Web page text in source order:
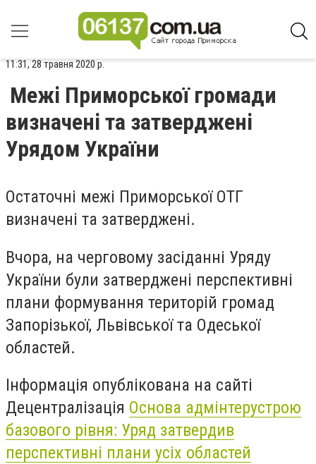
11:31, 28 травня 2020 р.
Межі Приморської громади
визначені та затверджені
Урядом України
Остаточні межі Приморської ОТГ
визначені та затверджені.
Вчора, на черговому засіданні Уряду
України були затверджені перспективні
плани формування територій громад
Запорізької, Львівської та Одеської
областей.
Інформація опублікована на сайті
Децентралізація Основа адмінтерустрою
базового рівня: Уряд затвердив
перспективні плани усіх областей